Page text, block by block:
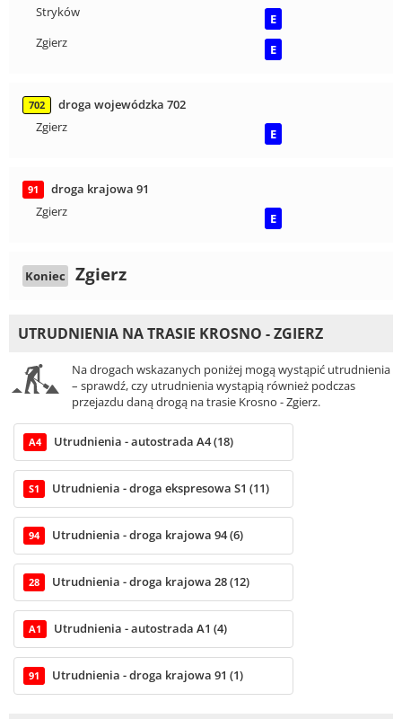
Stryków
E
Zgierz
E
702
droga wojewódzka 702
Zgierz
E
91
droga krajowa 91
Zgierz
E
Koniec Zgierz
UTRUDNIENIA NA TRASIE KROSNO - ZGIERZ
Na drogach wskazanych poniżej mogą wystąpić utrudnienia
– sprawdź, czy utrudnienia wystąpią również podczas
przejazdu daną drogą na trasie Krosno - Zgierz.
A4 Utrudnienia - autostrada A4 (18)
S1 Utrudnienia - droga ekspresowa S1 (11)
94 Utrudnienia - droga krajowa 94 (6)
28 Utrudnienia - droga krajowa 28 (12)
A1 Utrudnienia - autostrada A1 (4)
91 Utrudnienia - droga krajowa 91 (1)